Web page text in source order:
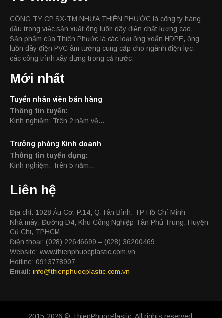
CÔNG TY CP SX-TM NHỰA THIÊN PHƯỚC là công ty hàng
đầu trong việc sản xuất ông luôn dây điện chất lượng cao.
Sản phẩm của Thiên Phước là các loại ống xoắn HDPE, ống
luồn dây điện PVC âm tường cung cấp cho ngành điện lực,
các công trình xây dựng trong cả nước.
Mới nhất
Tuyển nhân viên bán hàng
Thông tin tuyển:
Kinh nghiệm: Trên 2 năm về…
Trưởng phòng Kinh doanh
Thông tin tuyển dụng:
Kinh nghiệm: Trên 5 năm…
Liên hệ
Địa chỉ: 1028 Âu Cơ, P.14, Q.Tân Bình, TP Hồ Chí Minh
Nhà máy: Đường D4, Khu Công Nghiệp Tân Phú Trung, Huyện
Củ Chi, TPHCM
Điện thoại: (028) 22646699 – (028) 36200469
Website: www.thienphuocplastic.com.vn
Hotline: 0913778907
Email: info@thienphuocplastic.com.vn
2015-2026 © ThienPhuocPlastic. All rights reserved.